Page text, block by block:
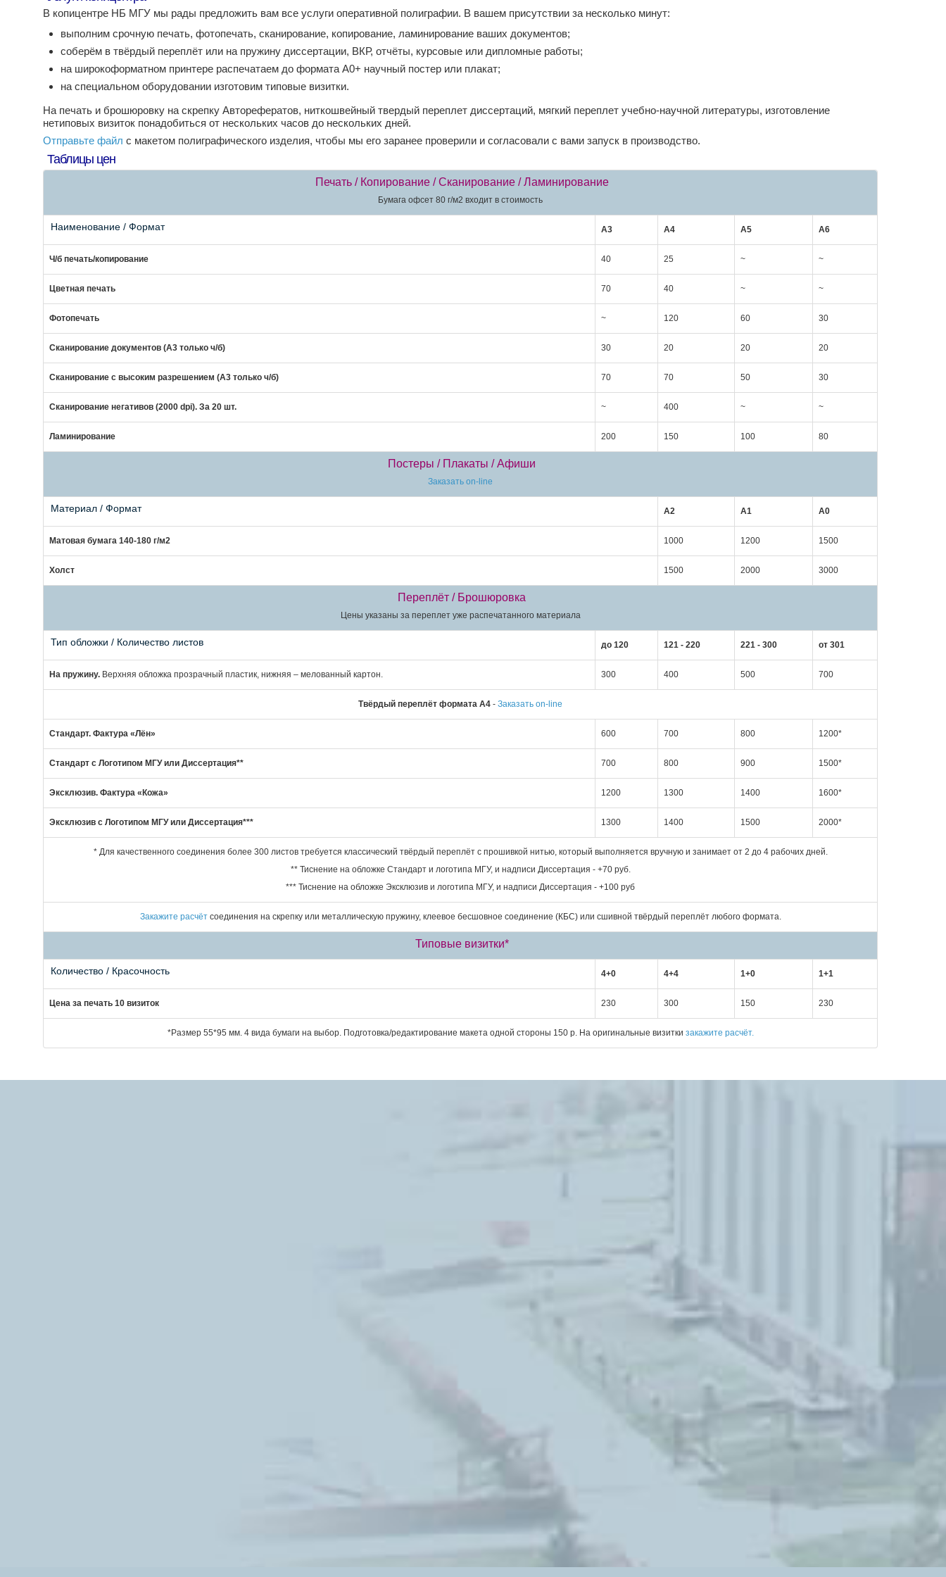
В копицентре НБ МГУ мы рады предложить вам все услуги оперативной полиграфии. В вашем присутствии за несколько минут:
выполним срочную печать, фотопечать, сканирование, копирование, ламинирование ваших документов;
соберём в твёрдый переплёт или на пружину диссертации, ВКР, отчёты, курсовые или дипломные работы;
на широкоформатном принтере распечатаем до формата А0+ научный постер или плакат;
на специальном оборудовании изготовим типовые визитки.
На печать и брошюровку на скрепку Авторефератов, ниткошвейный твердый переплет диссертаций, мягкий переплет учебно-научной литературы, изготовление
нетиповых визиток понадобиться от нескольких часов до нескольких дней.
Отправьте файл с макетом полиграфического изделия, чтобы мы его заранее проверили и согласовали с вами запуск в производство.
Таблицы цен
Печать / Копирование / Сканирование / Ламинирование
Бумага офсет 80 г/м2 входит в стоимость
Наименование / Формат А3 А4 А5 А6
Ч/б печать/копирование 40 25 ~ ~
Цветная печать 70 40 ~ ~
Фотопечать ~ 120 60 30
Сканирование документов (А3 только ч/б) 30 20 20 20
Сканирование с высоким разрешением (А3 только ч/б) 70 70 50 30
Сканирование негативов (2000 dpi). За 20 шт. ~ 400 ~ ~
Ламинирование 200 150 100 80
Постеры / Плакаты / Афиши
Заказать on-line
Материал / Формат А2 А1 А0
Матовая бумага 140-180 г/м2 1000 1200 1500
Холст 1500 2000 3000
Переплёт / Брошюровка
Цены указаны за переплет уже распечатанного материала
Тип обложки / Количество листов до 120 121 - 220 221 - 300 от 301
На пружину. Верхняя обложка прозрачный пластик, нижняя – мелованный картон. 300 400 500 700
Твёрдый переплёт формата А4 - Заказать on-line
Стандарт. Фактура «Лён» 600 700 800 1200*
Стандарт с Логотипом МГУ или Диссертация** 700 800 900 1500*
Эксклюзив. Фактура «Кожа» 1200 1300 1400 1600*
Эксклюзив с Логотипом МГУ или Диссертация*** 1300 1400 1500 2000*
* Для качественного соединения более 300 листов требуется классический твёрдый переплёт с прошивкой нитью, который выполняется вручную и занимает от 2 до 4 рабочих дней.
** Тиснение на обложке Стандарт и логотипа МГУ, и надписи Диссертация - +70 руб.
*** Тиснение на обложке Эксклюзив и логотипа МГУ, и надписи Диссертация - +100 руб
Закажите расчётсоединения на скрепку или металлическую пружину, клеевое бесшовное соединение (КБС) или сшивной твёрдый переплёт любого формата.
Типовые визитки*
Количество / Красочность 4+0 4+4 1+0 1+1
Цена за печать 10 визиток 230 300 150 230
*Размер 55*95 мм. 4 вида бумаги на выбор. Подготовка/редактирование макета одной стороны 150 р. На оригинальные визитки закажите расчёт.